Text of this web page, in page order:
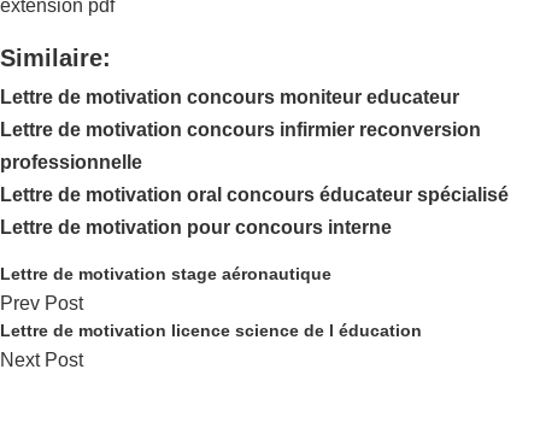
extension pdf
Similaire:
Lettre de motivation concours moniteur educateur
Lettre de motivation concours infirmier reconversion
professionnelle
Lettre de motivation oral concours éducateur spécialisé
Lettre de motivation pour concours interne
Lettre de motivation stage aéronautique
Prev Post
Lettre de motivation licence science de l éducation
Next Post